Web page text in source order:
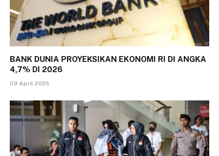
BANK DUNIA PROYEKSIKAN EKONOMI RI DI ANGKA
4,7% DI 2026
09 April 2026